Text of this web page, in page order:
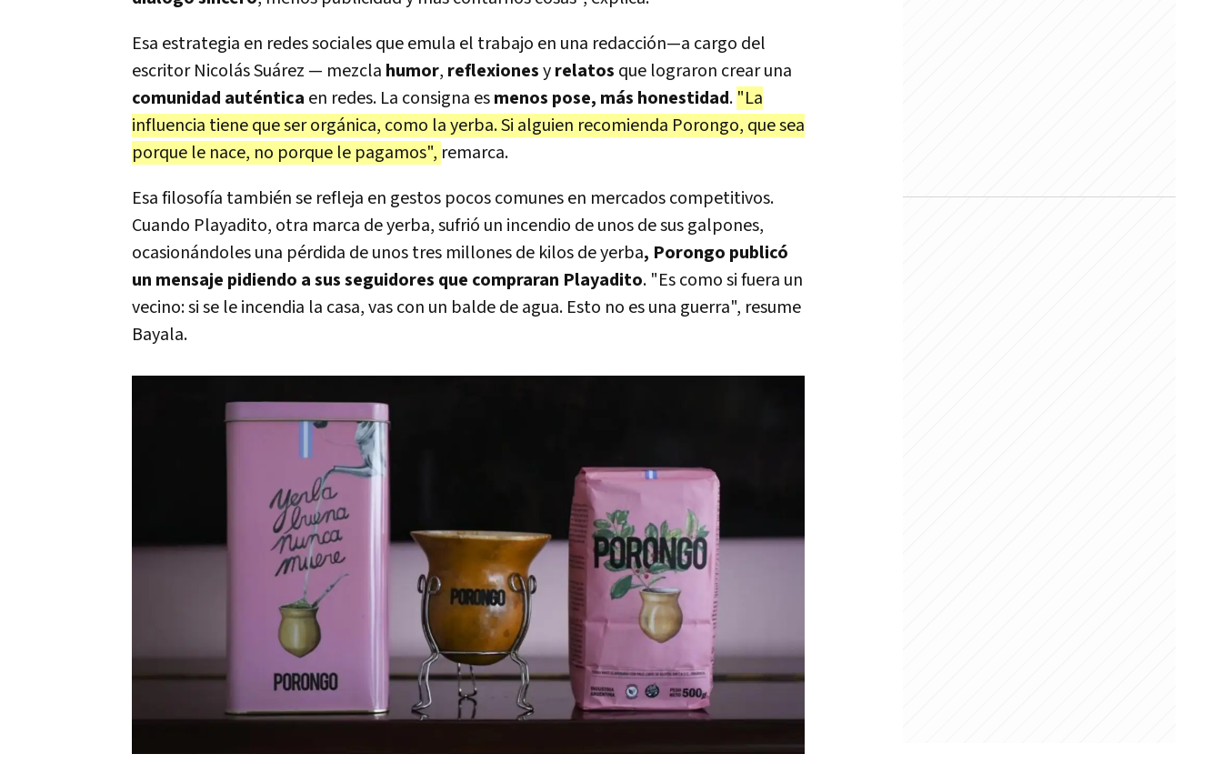
Esa estrategia en redes sociales que emula el trabajo en una redacción—a cargo del
escritor Nicolás Suárez — mezcla humor, reflexionesyrelatos que lograron crear una
comunidad auténtica en redes. La consigna esmenos pose, más honestidad. "La
influencia tiene que ser orgánica, como la yerba. Si alguien recomienda Porongo, que sea
porque le nace, no porque le pagamos", remarca.
Esa filosofía también se refleja en gestos pocos comunes en mercados competitivos.
Cuando Playadito, otra marca de yerba, sufrió un incendio de unos de sus galpones,
ocasionándoles una pérdida de unos tres millones de kilos de yerba, Porongo publicó
un mensaje pidiendo a sus seguidores que compraran Playadito. "Es como si fuera un
vecino: si se le incendia la casa, vas con un balde de agua. Esto no es una guerra", resume
Bayala.